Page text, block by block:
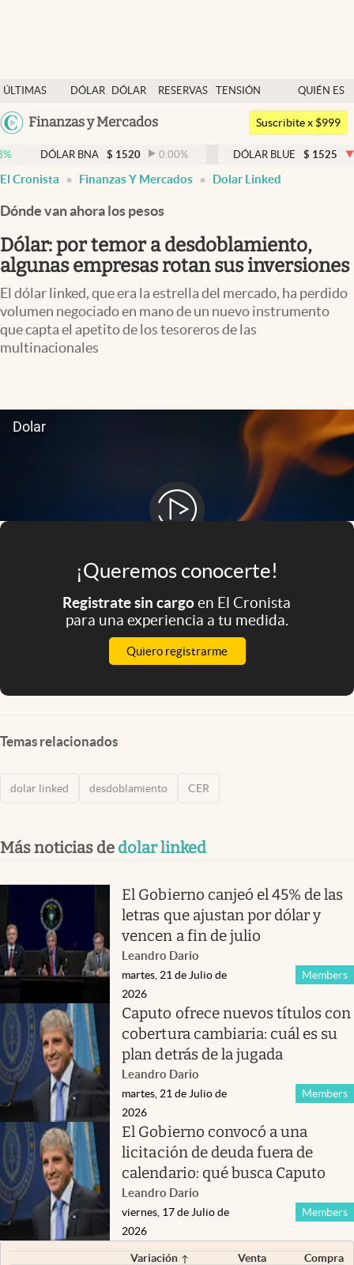
ÚLTIMAS
NOTICIAS
DÓLAR
DÓLAR
RESERVAS
TENSIÓN
GEOPOLÍTICA
QUIÉN ES
QUIÉN
Argentina
Uruguay
Finanzas y Mercados
Dólar
Members
Economía y Política
Finanzas y Mercados
Mercados Online
Negocios
Columnistas
Otras secciones
Apertura
Clima
abre en nueva pestaña
Argentina
Suscribite x $999
BNA $ 1520 0.00% DÓLAR BLUE $ 1525 -0.33%
El Cronista Finanzas Y Mercados Dolar Linked
Dónde van ahora los pesos
Dólar: por temor a desdoblamiento,
algunas empresas rotan sus inversiones
El dólar linked, que era la estrella del mercado, ha perdido
volumen negociado en mano de un nuevo instrumento
que capta el apetito de los tesoreros de las
multinacionales
¡Queremos conocerte!
Registrate sin cargoen El Cronista
para una experiencia a tu medida.
Quiero registrarme
Temas relacionados
dolar linked desdoblamiento CER
Más noticias de dolar linked
El Gobierno canjeó el 45% de las
letras que ajustan por dólar y
vencen a fin de julio
Leandro Dario
Members
martes, 21 de Julio de
2026
Caputo ofrece nuevos títulos con
cobertura cambiaria: cuál es su
plan detrás de la jugada
Leandro Dario
Members
martes, 21 de Julio de
2026
El Gobierno convocó a una
licitación de deuda fuera de
calendario: qué busca Caputo
Leandro Dario
Members
viernes, 17 de Julio de
2026
Variación Venta
Compra